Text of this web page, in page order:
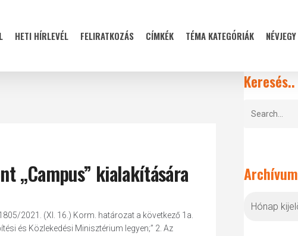
HETI HÍRLEVÉL FELIRATKOZÁS CÍMKÉK TÉMA KATEGÓRIÁK NÉVJEGY
„Campus” kialakítására
2021. (XI. 16.) Korm. határozat a következő 1a.
és Közlekedési Minisztérium legyen;” 2. Az
Keresés..
Archívum